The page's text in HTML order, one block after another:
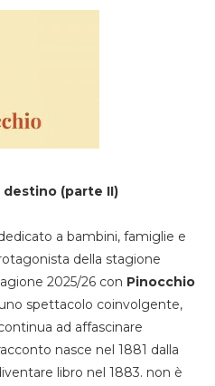
destino (parte II)
a bambini, famiglie e
della stagione
2025/26 con Pinocchio
uno spettacolo coinvolgente,
ad affascinare
nasce nel 1881 dalla
libro nel 1883. non è